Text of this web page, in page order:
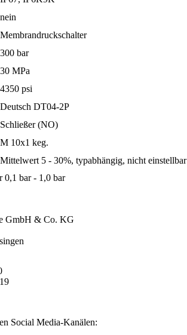
nein
Membrandruckschalter
300 bar
30 MPa
4350 psi
Deutsch DT04-2P
Schließer (NO)
M 10x1 keg.
Mittelwert 5 - 30%, typabhängig, nicht einstellbar
GmbH & Co. KG
Social Media-Kanälen: